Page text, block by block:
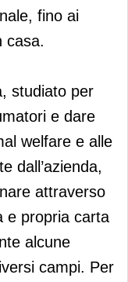
fino ai
casa.
studiato per
e dare
welfare e alle
dall’azienda,
attraverso
e propria carta
alcune
campi. Per